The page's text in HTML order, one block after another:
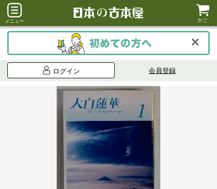
メニュー かご
ログイン 会員登録